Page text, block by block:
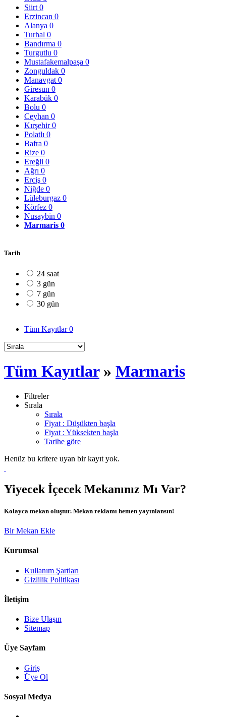
Siirt 0
Erzincan 0
Alanya 0
Turhal 0
Bandırma 0
Turgutlu 0
Mustafakemalpaşa 0
Zonguldak 0
Manavgat 0
Giresun 0
Karabük 0
Bolu 0
Ceyhan 0
Kırşehir0
Polatlı 0
Bafra 0
Rize 0
Ereğli 0
Ağrı 0
Erciş 0
Niğde 0
Lüleburgaz 0
Körfez 0
Nusaybin 0
Marmaris 0
Tarih
24 saat
3 gün
7 gün
30 gün
Tüm Kayıtlar0
Tüm Kayıtlar» Marmaris
Filtreler
Sırala
Sırala
Fiyat : Düşükten başla
Fiyat : Yüksekten başla
Tarihe göre
Henüz bu kritere uyan bir kayıt yok.
Yiyecek İçecek Mekanınız Mı Var?
Kolayca mekan oluştur. Mekan reklamı hemen yayınlansın!
Bir Mekan Ekle
Kurumsal
Kullanım Şartları
Gizlilik Politikası
İletişim
Bize Ulaşın
Sitemap
Üye Sayfam
Giriş
Üye Ol
Sosyal Medya